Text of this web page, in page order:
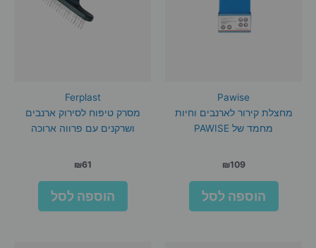
Pawise
מחצלת קירור לארנבים וחיות
מחמד של PAWISE
₪109
הוספה לסל
Ferplast
מסרק טיפוח לסירוק ארנבים
ושרקנים עם פרווה ארוכה
₪61
הוספה לסל